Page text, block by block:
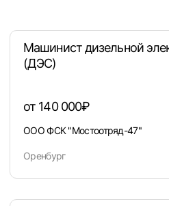
Машинист дизельной
(ДЭС)
от 140 000₽
ООО ФСК "Мостоотряд-47"
Оренбург